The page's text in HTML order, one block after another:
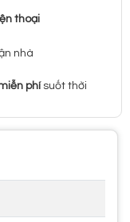
thoại
nhà
phísuốt thời